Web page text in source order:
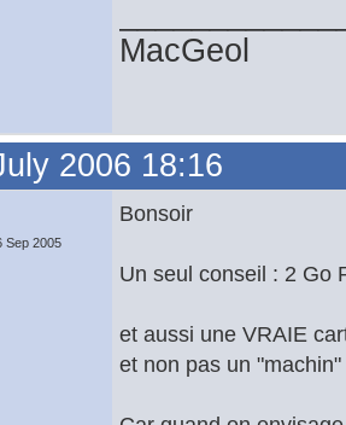
MacGeol
2006 18:16
Sep 2005
Bonsoir
Un seul conseil : 2 Go
et aussi une VRAIE
et non pas un